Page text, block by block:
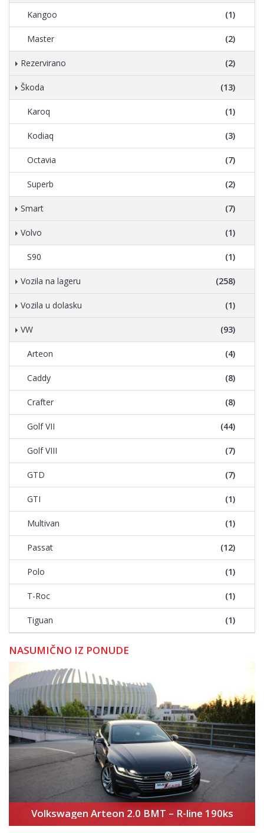
Kangoo (1)
Master (2)
Rezervirano (2)
Škoda (13)
Karoq (1)
Kodiaq (3)
Octavia (7)
Superb (2)
Smart (7)
Volvo (1)
S90 (1)
Vozila na lageru (258)
Vozila u dolasku (1)
VW (93)
Arteon (4)
Caddy (8)
Crafter (8)
Golf VII (44)
Golf VIII (7)
GTD (7)
GTI (1)
Multivan (1)
Passat (12)
Polo (1)
T-Roc (1)
Tiguan (1)
NASUMIČNO IZ PONUDE
Volkswagen Arteon 2.0 BMT – R-line 190ks